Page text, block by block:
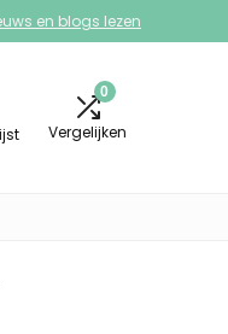
en blogs lezen
0
Vergelijken